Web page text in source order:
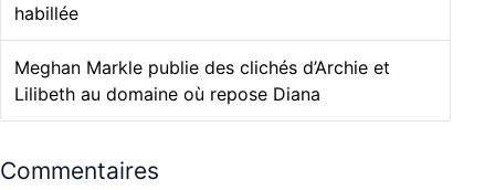
habillée
Meghan Markle publie des clichés d’Archie et
Lilibeth au domaine où repose Diana
Commentaires